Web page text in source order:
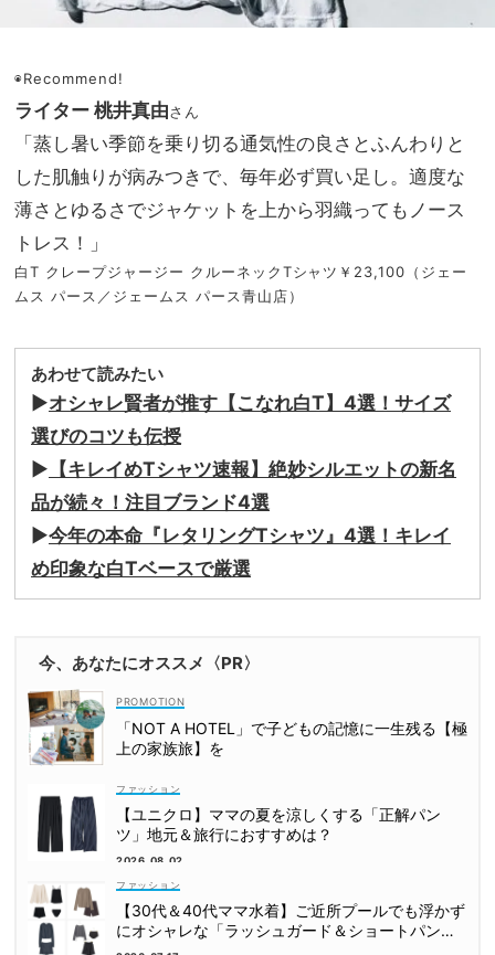
◉Recommend!
ライター 桃井真由さん
「蒸し暑い季節を乗り切る通気性の良さとふんわりと
した肌触りが病みつきで、毎年必ず買い足し。適度な
薄さとゆるさでジャケットを上から羽織ってもノース
トレス！」
白T クレープジャージー クルーネックTシャツ￥23,100（ジェー
ムス パース／ジェームス パース青山店）
あわせて読みたい
▶︎オシャレ賢者が推す【こなれ白T】4選！サイズ
選びのコツも伝授
▶︎ 【キレイめTシャツ速報】絶妙シルエットの新名
品が続々！注目ブランド4選
▶︎今年の本命『レタリングTシャツ』4選！キレイ
め印象な白Tベースで厳選
今、あなたにオススメ〈PR〉
「NOT A HOTEL」で子どもの記憶に一生残る【極
上の家族旅】を
ファッション
【ユニクロ】ママの夏を涼しくする「正解パン
ツ」地元＆旅行におすすめは？
2026.08.02
ファッション
【30代＆40代ママ水着】ご近所プールでも浮かず
にオシャレな「ラッシュガード＆ショートパンツ
セット」6選！